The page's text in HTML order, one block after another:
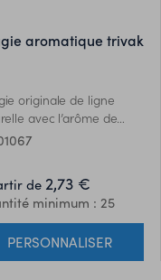
aromatique trivak
originale de ligne
avec l’arôme de
Fait de verre, avec
en bambou et
dans la boîte
attrayante de
écologique.
de 2,73 €
minimum : 25
PERSONNALISER